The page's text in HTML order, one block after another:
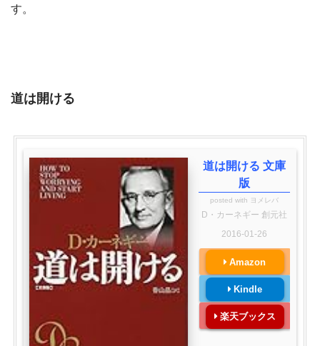
す。
道は開ける
道は開ける 文庫
版
posted with ヨメレバ
D・カーネギー 創元社
2016-01-26
Amazon
Kindle
楽天ブックス